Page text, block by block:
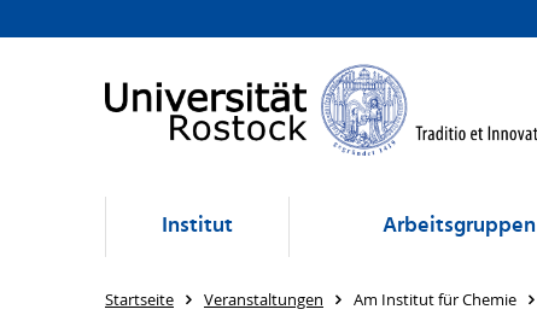
Institut Arbeitsgruppen
Startseite Veranstaltungen Am Institut für Chemie